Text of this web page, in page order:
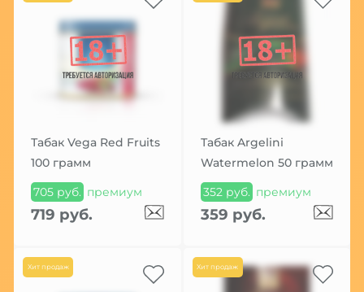
Табак Vega Red Fruits
100 грамм
705 руб. премиум
719 руб.
Табак Argelini
Watermelon 50 грамм
352 руб. премиум
359 руб.
Хит продаж Хит продаж